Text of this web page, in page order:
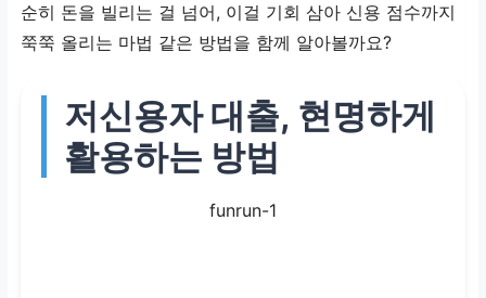
순히 돈을 빌리는 걸 넘어, 이걸 기회 삼아 신용 점수까지
쭉쭉 올리는 마법 같은 방법을 함께 알아볼까요?
저신용자 대출, 현명하게
활용하는 방법
funrun-1